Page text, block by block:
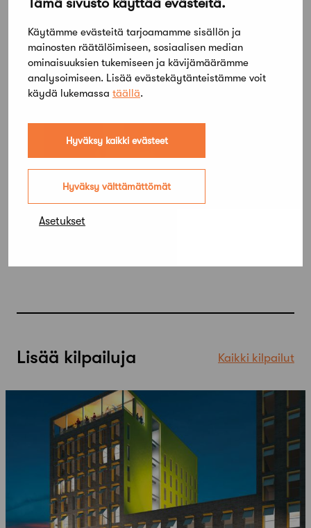
Käytämme evästeitä tarjoamamme sisällön ja
mainosten räätälöimiseen, sosiaalisen median
ominaisuuksien tukemiseen ja kävijämäärämme
analysoimiseen. Lisää evästekäytänteistämme voit
käydä lukemassa täällä.
Hyväksy kaikki evästeet
Hyväksy välttämättömät
Asetukset
Lisää kilpailuja Kaikki kilpailut